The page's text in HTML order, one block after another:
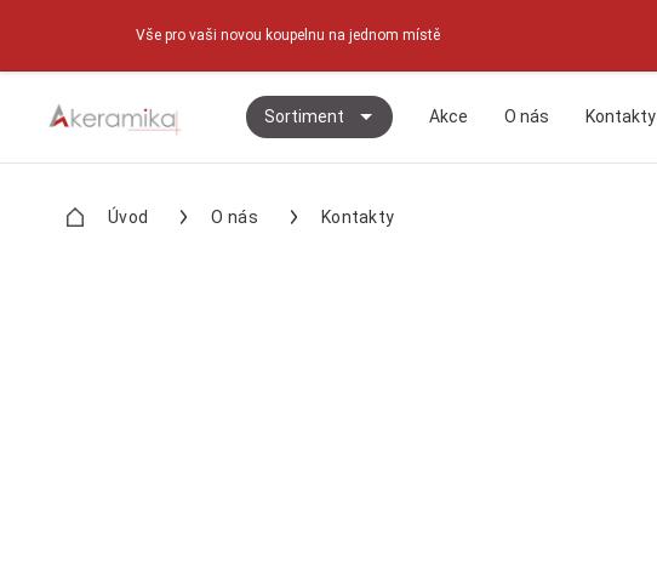
Vše pro vaši novou koupelnu na jednom místě
Sortiment Akce O nás Kontakty
Úvod O nás Kontakty